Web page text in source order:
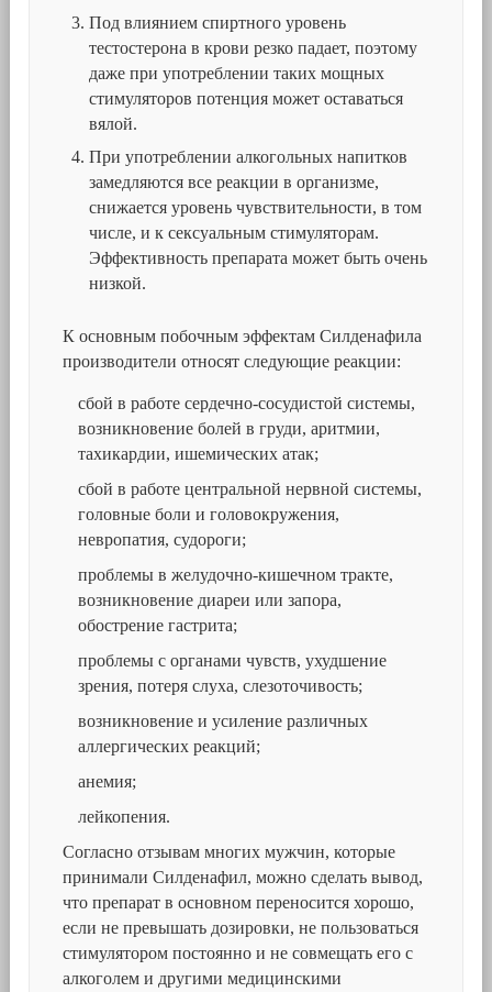
Под влиянием спиртного уровень
тестостерона в крови резко падает, поэтому
даже при употреблении таких мощных
стимуляторов потенция может оставаться
вялой.
При употреблении алкогольных напитков
замедляются все реакции в организме,
снижается уровень чувствительности, в том
числе, и к сексуальным стимуляторам.
Эффективность препарата может быть очень
низкой.
К основным побочным эффектам Силденафила
производители относят следующие реакции:
сбой в работе сердечно-сосудистой системы,
возникновение болей в груди, аритмии,
тахикардии, ишемических атак;
сбой в работе центральной нервной системы,
головные боли и головокружения,
невропатия, судороги;
проблемы в желудочно-кишечном тракте,
возникновение диареи или запора,
обострение гастрита;
проблемы с органами чувств, ухудшение
зрения, потеря слуха, слезоточивость;
возникновение и усиление различных
аллергических реакций;
анемия;
лейкопения.
Согласно отзывам многих мужчин, которые
принимали Силденафил, можно сделать вывод,
что препарат в основном переносится хорошо,
если не превышать дозировки, не пользоваться
стимулятором постоянно и не совмещать его с
алкоголем и другими медицинскими